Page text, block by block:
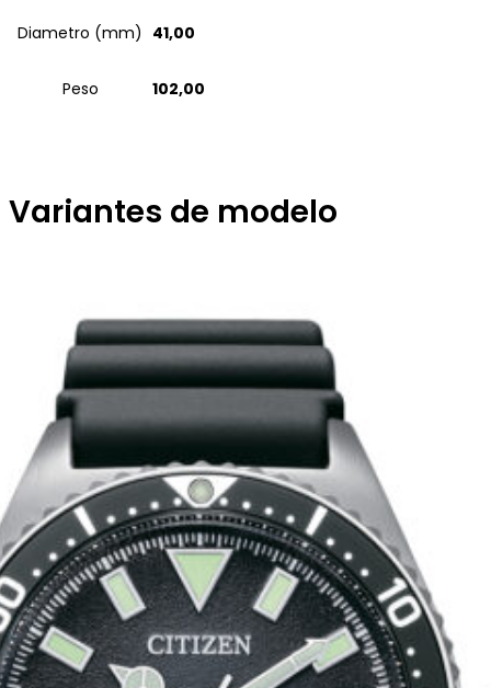
Diametro (mm) 41,00
Peso 102,00
Variantes de modelo